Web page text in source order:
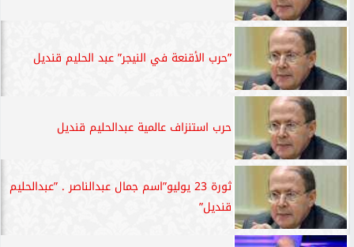
”حرب الأقنعة في النيجر” عبد الحليم قنديل
حرب استنزاف عالمية عبدالحليم قنديل
ثورة 23 يوليو”اسم جمال عبدالناصر . ”عبدالحليم
قنديل”